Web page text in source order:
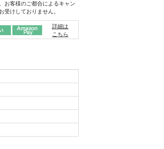
お客様のご都合によるキャン
受けしておりません。
詳細は
こちら